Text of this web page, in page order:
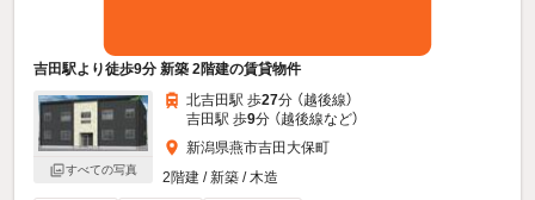
吉田駅より徒歩9分 新築 2階建の賃貸物件
すべての写真
北吉田駅 歩27分 （越後線）
吉田駅 歩9分 （越後線など）
新潟県燕市吉田大保町
2階建 / 新築 / 木造